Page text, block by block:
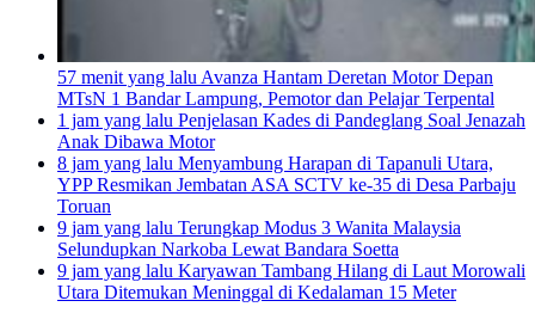
57 menit yang laluAvanza Hantam Deretan Motor Depan
MTsN 1 Bandar Lampung, Pemotor dan Pelajar Terpental
1 jam yang lalu Penjelasan Kades di Pandeglang Soal Jenazah
Anak Dibawa Motor
8 jam yang lalu Menyambung Harapan di Tapanuli Utara,
YPP Resmikan Jembatan ASA SCTV ke-35 di Desa Parbaju
Toruan
9 jam yang lalu Terungkap Modus 3 Wanita Malaysia
Selundupkan Narkoba Lewat Bandara Soetta
9 jam yang lalu Karyawan Tambang Hilang di Laut Morowali
Utara Ditemukan Meninggal di Kedalaman 15 Meter